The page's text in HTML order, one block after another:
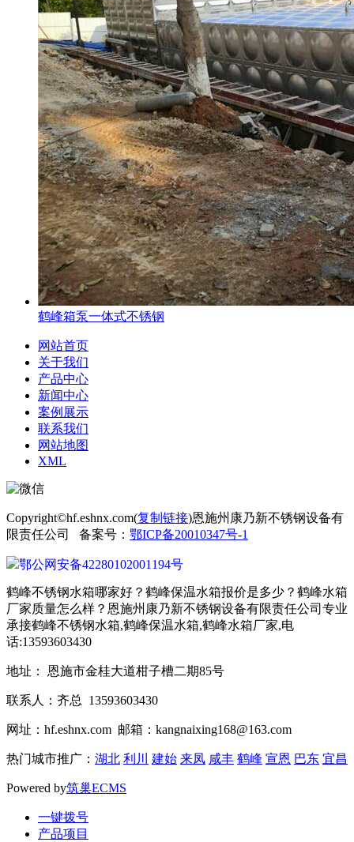
鹤峰箱泵一体式不锈钢
网站首页
关于我们
产品中心
新闻中心
案例展示
联系我们
网站地图
XML
Copyright©hf.eshnx.com(复制链接)恩施州康乃新不锈钢设备有
限责任公司 备案号： 鄂ICP备20010347号-1
鄂公网安备42280102001194号
鹤峰不锈钢水箱哪家好？鹤峰保温水箱报价是多少？鹤峰水箱
厂家质量怎么样？恩施州康乃新不锈钢设备有限责任公司专业
承接鹤峰不锈钢水箱,鹤峰保温水箱,鹤峰水箱厂家,电
话:13593603430
地址： 恩施市金桂大道柑子槽二期85号
联系人：齐总 13593603430
网址：hf.eshnx.com 邮箱：kangnaixing168@163.com
热门城市推广： 湖北 利川 建始 来凤 咸丰 鹤峰 宣恩 巴东 宜昌
Powered by筑巢ECMS
一键拨号
产品项目